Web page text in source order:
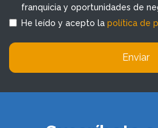
franquicia y oportunidades de
He leído y acepto la política de
Enviar